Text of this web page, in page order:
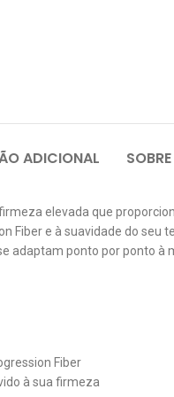
ADICIONAL
elevada que
Fiber e à suavidade do seu
adaptam ponto por ponto à
Fiber
à sua firmeza